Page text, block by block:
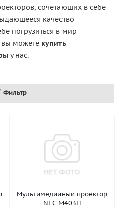
сочетающих в себе
качество
погрузиться в мир
вы можете купить
у нас.
Фильтр
Мультимедийный проектор
NEC M403H